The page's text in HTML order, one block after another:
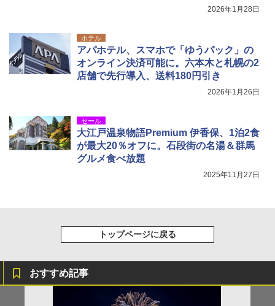
2026年1月28日
ホテル
アパホテル、スマホで「ゆうパック」の
オンライン決済可能に。六本木と札幌の2
店舗で先行導入、送料180円引き
2026年1月26日
セール
大江戸温泉物語Premium 伊香保、1泊2食
が最大20％オフに。石段街の名湯＆群馬
グルメ食べ放題
2025年11月27日
トップページに戻る
おすすめ記事